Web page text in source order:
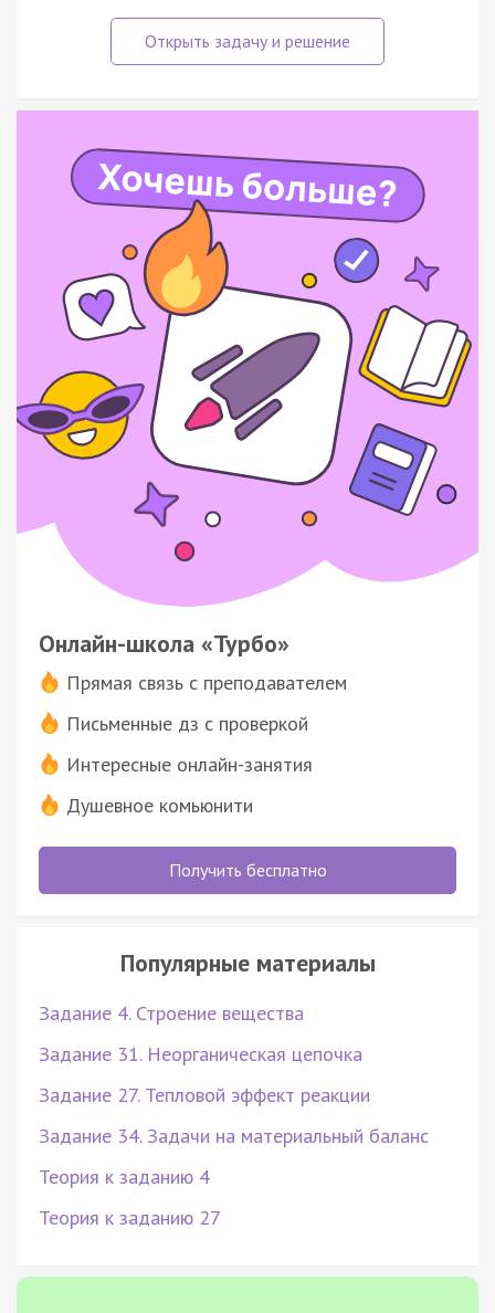
Онлайн-школа «Турбо»
Прямая связь с преподавателем
Письменные дз с проверкой
Интересные онлайн-занятия
Душевное комьюнити
Получить бесплатно
Популярные материалы
Задание 4. Строение вещества
Задание 31. Неорганическая цепочка
Задание 27. Тепловой эффект реакции
Задание 34. Задачи на материальный баланс
Теория к заданию 4
Теория к заданию 27